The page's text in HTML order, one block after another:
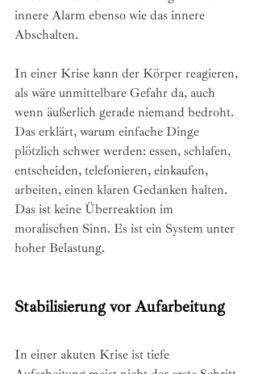
innere Alarm ebenso wie das innere
Abschalten.
In einer Krise kann der Körper reagieren,
als wäre unmittelbare Gefahr da, auch
wenn äußerlich gerade niemand bedroht.
Das erklärt, warum einfache Dinge
plötzlich schwer werden: essen, schlafen,
entscheiden, telefonieren, einkaufen,
arbeiten, einen klaren Gedanken halten.
Das ist keine Überreaktion im
moralischen Sinn. Es ist ein System unter
hoher Belastung.
Stabilisierung vor Aufarbeitung
In einer akuten Krise ist tiefe